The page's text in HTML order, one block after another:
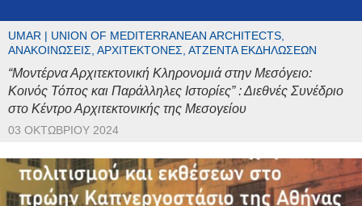
UMAR | UNION OF MEDITERRANEAN ARCHITECTS,
ΑΝΑΚΟΙΝΏΣΕΙΣ, ΑΡΧΙΤΈΚΤΟΝΕΣ, ΑΤΖΈΝΤΑ ΕΚΔΗΛΏΣΕΩΝ
“Μοντέρνα Αρχιτεκτονική Κληρονομιά στην Μεσόγειο:
Κοινός Τόπος και Παράλληλες Ιστορίες” : Διεθνές Συνέδριο
στο Κέντρο Αρχιτεκτονικής της Μεσογείου
03 ΟΚΤΩΒΡΊΟΥ 2024